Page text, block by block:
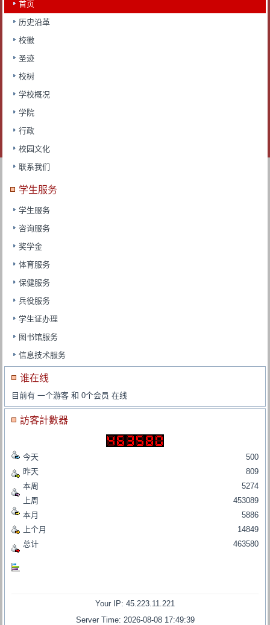
首页
历史沿革
校徽
圣迹
校树
学校概况
学院
行政
校园文化
联系我们
学生服务
学生服务
咨询服务
奖学金
体育服务
保健服务
兵役服务
学生证办理
图书馆服务
信息技术服务
谁在线
目前有 一个游客 和 0个会员 在线
訪客計數器
今天
昨天
本周
上周
本月
上个月
总计
500
809
5274
453089
5886
14849
463580
Your IP: 45.223.11.221
Server Time: 2026-08-08 17:49:39